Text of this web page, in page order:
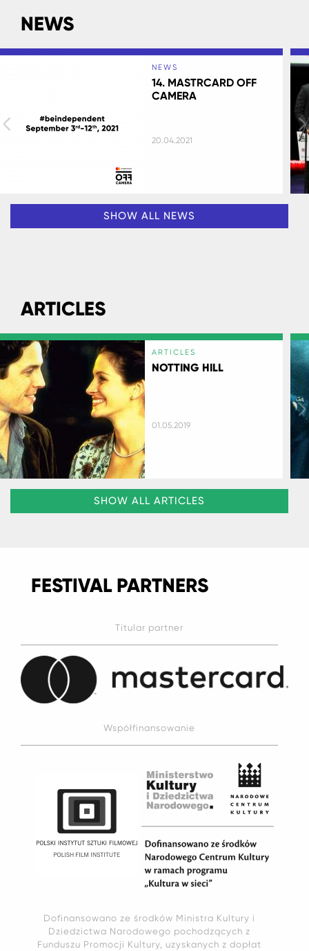
NEWS
NEWS
14. MASTRCARD OFF
CAMERA
20.04.2021
SHOW ALL NEWS
ARTICLES
ARTICLES
NOTTING HILL
01.05.2019
SHOW ALL ARTICLES
FESTIVAL PARTNERS
Titular partner
Współfinansowanie
Dofinansowano ze środków Ministra Kultury i
Dziedzictwa Narodowego pochodzących z
Funduszu Promocji Kultury, uzyskanych z dopłat